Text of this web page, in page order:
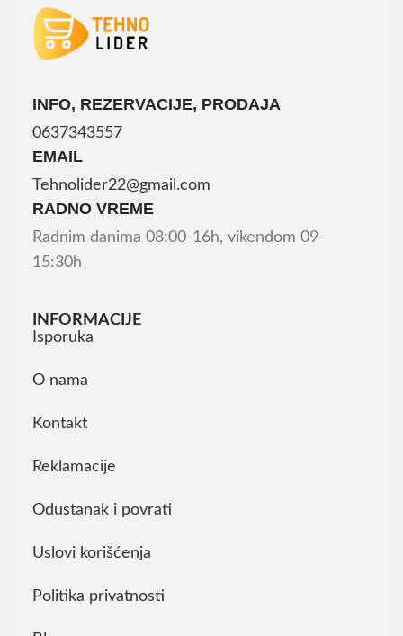
INFO, REZERVACIJE, PRODAJA
0637343557
EMAIL
Tehnolider22@gmail.com
RADNO VREME
Radnim danima 08:00-16h, vikendom 09-
15:30h
INFORMACIJE
Isporuka
O nama
Kontakt
Reklamacije
Odustanak i povrati
Uslovi korišćenja
Politika privatnosti